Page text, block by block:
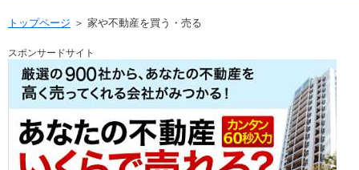
トップページ ＞ 家や不動産を買う・売る
スポンサードサイト